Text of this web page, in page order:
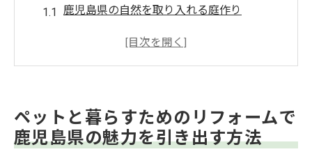
鹿児島県の自然を取り入れる庭作り
ペットが楽しめる桜島ビューのリビング
鹿児島県の気候に合ったペット用屋内スペ
ース
ペットと暮らすためのリフォームで
鹿児島県の魅力を引き出す方法